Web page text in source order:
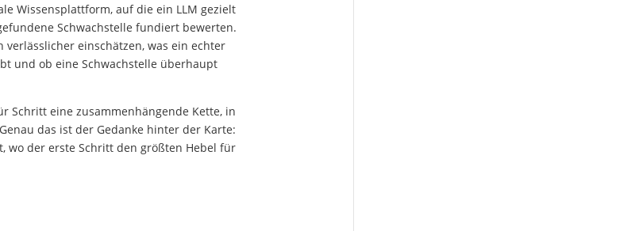
Wissensplattform, auf die ein LLM gezielt
Schwachstelle fundiert bewerten.
einschätzen, was ein echter
und ob eine Schwachstelle überhaupt
Schritt eine zusammenhängende Kette, in
das ist der Gedanke hinter der Karte:
wo der erste Schritt den größten Hebel für